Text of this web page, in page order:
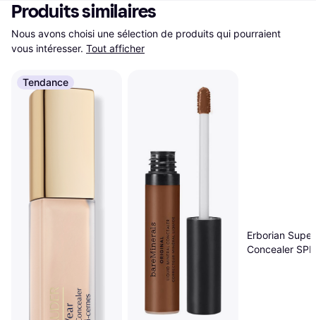
Produits similaires
Nous avons choisi une sélection de produits qui pourraient
vous intéresser. Tout afficher
Tendance
Erborian
Concealer